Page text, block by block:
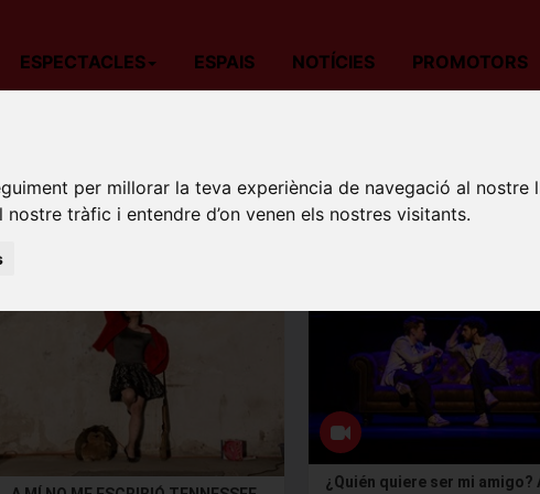
per millorar la teva experiència de navegació al
tràfic i entendre d’on venen els nostres visitants.
ESPECTACLES ESPAIS NOTÍCIES PROMOTORS
sessió escollida.
¿Quién quiere ser mi amigo?